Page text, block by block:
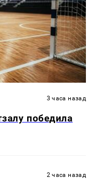
3 часа назад
победила
2 часа назад